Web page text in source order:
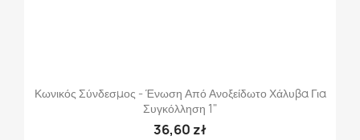
Κωνικός Σύνδεσμος - Ένωση Από Ανοξείδωτο Χάλυβα Για
Συγκόλληση 1"
36,60 zł